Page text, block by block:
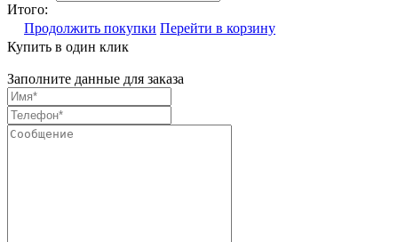
Итого:
Продолжить покупки Перейти в корзину
Купить в один клик
Заполните данные для заказа